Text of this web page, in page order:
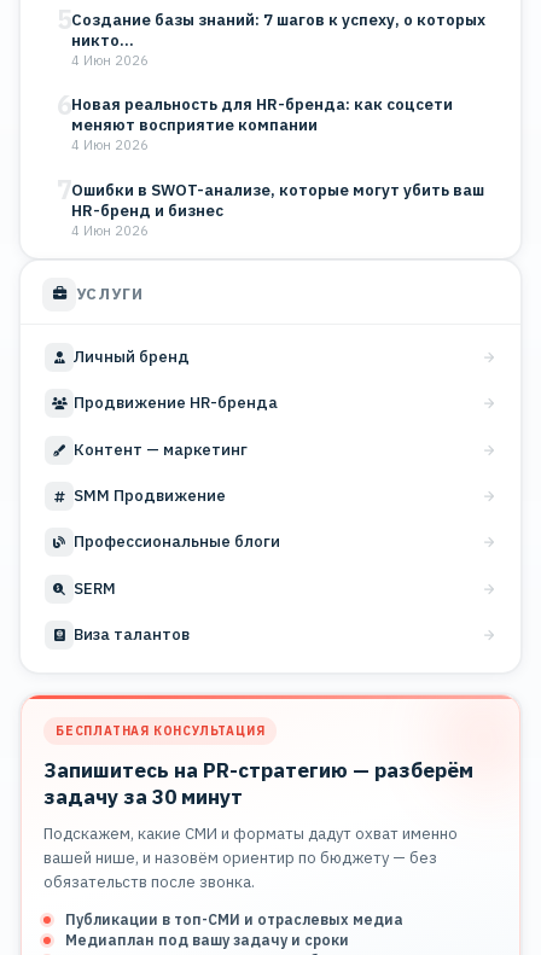
5Создание базы знаний: 7 шагов к успеху, о которых
никто…
4 Июн 2026
6Новая реальность для HR-бренда: как соцсети
меняют восприятие компании
4 Июн 2026
7Ошибки в SWOT-анализе, которые могут убить ваш
HR-бренд и бизнес
4 Июн 2026
УСЛУГИ
Личный бренд
Продвижение HR-бренда
Контент — маркетинг
SMM Продвижение
Профессиональные блоги
SERM
Виза талантов
БЕСПЛАТНАЯ КОНСУЛЬТАЦИЯ
Запишитесь на PR-стратегию — разберём
задачу за 30 минут
Подскажем, какие СМИ и форматы дадут охват именно
вашей нише, и назовём ориентир по бюджету — без
обязательств после звонка.
Публикации в топ-СМИ и отраслевых медиа
Медиаплан под вашу задачу и сроки